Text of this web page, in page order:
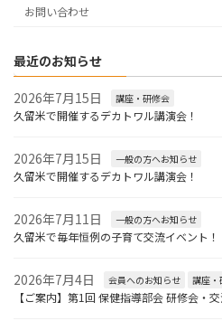
お問い合わせ
最近のお知らせ
2026年7月15日 講座・研修会
久留米で開催するデカトワル講演会！
2026年7月15日 一般の方へお知らせ
久留米で開催するデカトワル講演会！
2026年7月11日 一般の方へお知らせ
久留米で毎年恒例の子育て交流イベント！
2026年7月4日 会員へのお知らせ 講座・
【ご案内】第1回 保健指導部会 研修会・